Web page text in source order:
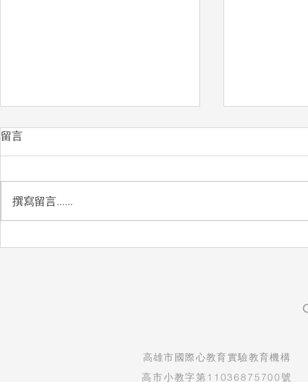
愛惜
留言
撰寫留言......
​高雄市國際心教育實驗教育機構
高市小教字第11036875700號